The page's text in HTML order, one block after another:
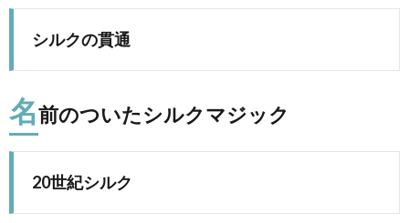
シルクの貫通
名前のついたシルクマジック
20世紀シルク